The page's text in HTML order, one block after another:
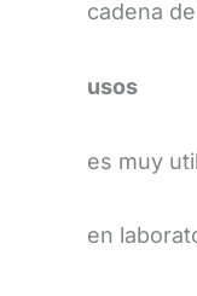
cadena
usos
es muy
en